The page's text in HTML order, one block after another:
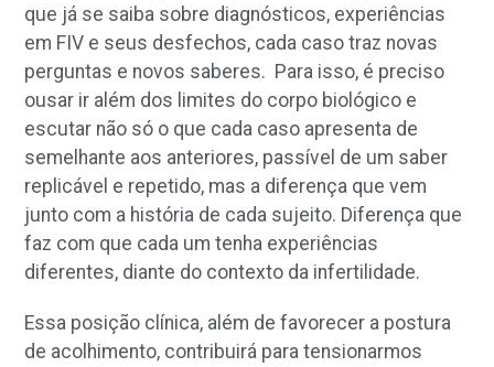
que já se saiba sobre diagnósticos, experiências
em FIV e seus desfechos, cada caso traz novas
perguntas e novos saberes. Para isso, é preciso
ousar ir além dos limites do corpo biológico e
escutar não só o que cada caso apresenta de
semelhante aos anteriores, passível de um saber
replicável e repetido, mas a diferença que vem
junto com a história de cada sujeito. Diferença que
faz com que cada um tenha experiências
diferentes, diante do contexto da infertilidade.
Essa posição clínica, além de favorecer a postura
de acolhimento, contribuirá para tensionarmos